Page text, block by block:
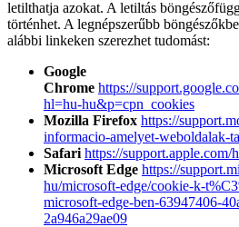
letilthatja azokat. A letiltás
történhet. A legnépszerűbb
alábbi linkeken szerezhet tudomást:
Google
Chrome https://
hl=hu-hu&p=cpn_cookies
Mozilla Firefox https://
informacio-amelyet-weboldalak-
Safari https://
Microsoft Edge https://
hu/microsoft-edge/cookie-k-
microsoft-edge-ben-63947406-
2a946a29ae09